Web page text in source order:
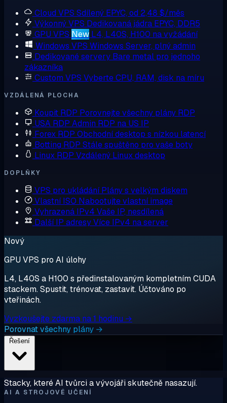
Cloud VPS Sdílený EPYC, od 2,48 $/měs
Výkonný VPS Dedikovaná jádra EPYC, DDR5
GPU VPS New L4, L40S, H100 na vyžádání
Windows VPS Windows Server, plný admin
Dedikované servery Bare metal pro jednoho
zákazníka
Custom VPS Vyberte CPU, RAM, disk na míru
VZDÁLENÁ PLOCHA
Koupit RDP Porovnejte všechny plány RDP
USA RDP Admin RDP na US IP
Forex RDP Obchodní desktop s nízkou latencí
Botting RDP Stále spuštěno pro vaše boty
Linux RDP Vzdálený Linux desktop
DOPLŇKY
VPS pro ukládání Plány s velkým diskem
Vlastní ISO Nabootujte vlastní image
Vyhrazená IPv4 Vaše IP, nesdílená
Další IP adresyVíce IPv4 na server
Nový
GPU VPS pro AI úlohy
L4, L40S a H100 s předinstalovaným kompletním CUDA
stackem. Spustit, trénovat, zastavit. Účtováno po
vteřinách.
Vyzkoušejte zdarma na 1 hodinu →
Porovnat všechny plány →
Stacky, které AI tvůrci a vývojáři skutečně nasazují.
AI A STROJOVÉ UČENÍ